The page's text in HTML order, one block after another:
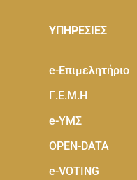
ΥΠΗΡΕΣΙΕΣ
e-Eπιμελητήριο
Γ.Ε.Μ.Η
e-ΥΜΣ
OPEN-DATA
e-VOTING